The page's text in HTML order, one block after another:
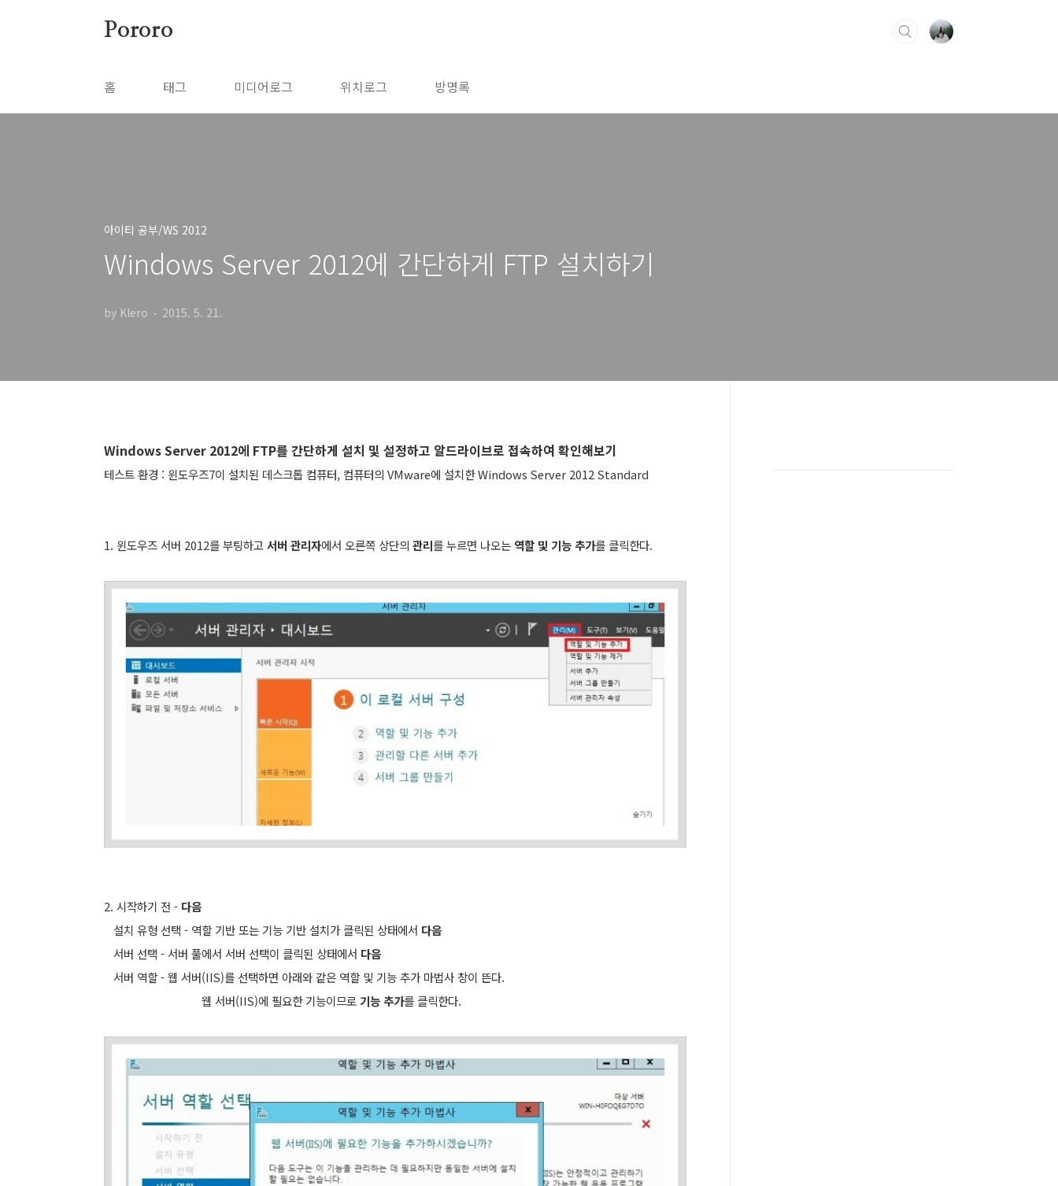
Pororo
홈 태그 미디어로그 위치로그 방명록
아이티 공부/WS 2012
Windows Server 2012에 간단하게 FTP 설치하기
by Klero 2015. 5. 21.
Windows Server 2012에 FTP를 간단하게 설치 및 설정하고 알드라이브로 접속하여 확인해보기
테스트 환경 : 윈도우즈7이 설치된 데스크톱 컴퓨터, 컴퓨터의 VMware에 설치한 Windows Server 2012 Standard
1. 윈도우즈 서버 2012를 부팅하고서버 관리자에서 오른쪽 상단의 관리를 누르면 나오는 역할 및 기능 추가를 클릭한다.
2. 시작하기 전 - 다음
설치 유형 선택 - 역할 기반 또는 기능 기반 설치가 클릭된 상태에서 다음
서버 선택 - 서버 풀에서 서버 선택이 클릭된 상태에서 다음
서버 역할 - 웹 서버(IIS)를 선택하면 아래와 같은 역할 및 기능 추가 마법사 창이 뜬다.
웹 서버(IIS)에 필요한 기능이므로 기능 추가를 클릭한다.